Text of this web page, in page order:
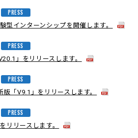
PRESS
型インターンシップを開催します。
PRESS
」をリリースします。
PRESS
「V9.1」をリリースします。
PRESS
リリースします。